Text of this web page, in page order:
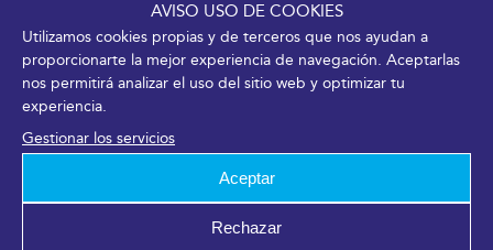
AVISO USO DE COOKIES
Utilizamos cookies propias y de terceros que nos ayudan a
proporcionarte la mejor experiencia de navegación. Aceptarlas
nos permitirá analizar el uso del sitio web y optimizar tu
experiencia.
Gestionar los servicios
Aceptar
Rechazar
facilidad para hacer negocio, convirtiendo a H&T en
un punto de encuentro para el networking y la
generación de contactos de interés que se traducen
en acuerdos comerciales.
H&T 2021 está organizado por FYCMA, tiene como
promotores institucionales al Ayuntamiento de
Málaga, la Empresa Pública para la Gestión del
Turismo y del Deporte de Andalucía -Junta de